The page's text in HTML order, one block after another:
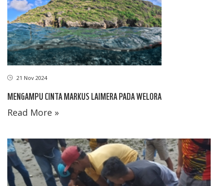
21 Nov 2024
MENGAMPU CINTA MARKUS LAIMERA PADA WELORA
Read More »